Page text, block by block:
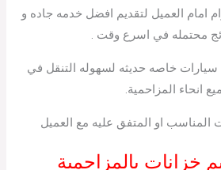
امام العميل لتقديم افضل خدمه جاده و
محتمله في اسرع وقت .
سيارات خاصه حديثه لسهوله التنقل في
انحاء المزاحمية.
او المتفق عليه مع العميل
خزانات بالمزاحمية